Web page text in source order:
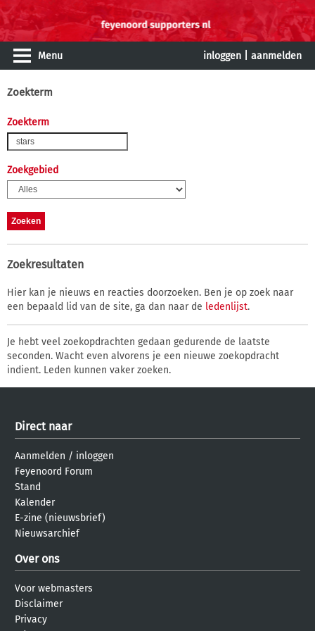
Menu inloggen aanmelden
Zoekterm
Zoekterm
Zoekgebied
Zoekresultaten
Hier kan je nieuws en reacties doorzoeken. Ben je op zoek naar
een bepaald lid van de site, ga dan naar de ledenlijst.
Je hebt veel zoekopdrachten gedaan gedurende de laatste
seconden. Wacht even alvorens je een nieuwe zoekopdracht
indient. Leden kunnen vaker zoeken.
Direct naar
Aanmelden / inloggen
Feyenoord Forum
Stand
Kalender
E-zine (nieuwsbrief)
Nieuwsarchief
Over ons
Voor webmasters
Disclaimer
Privacy